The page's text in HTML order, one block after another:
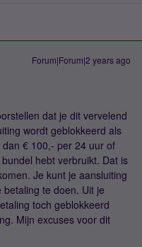
Forum|Forum|2 years ago
dat je dit vervelend
wordt geblokkeerd als
€ 100,- per 24 uur of
hebt verbruikt. Dat is
Je kunt je aansluiting
te doen. Uit je
toch geblokkeerd
Mijn excuses voor dit